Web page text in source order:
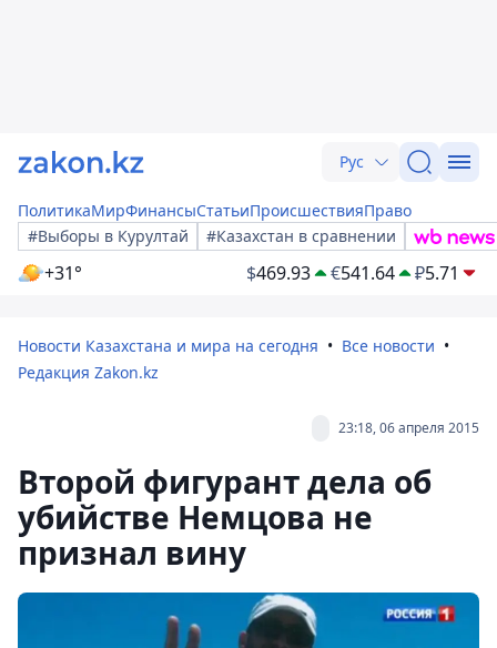
Рус
ПолитикаМирФинансыСтатьиПроисшествияПраво
#Выборы в Курултай
#Казахстан в сравнении
+31° $469.93 €541.64 ₽5.71
Новости Казахстана и мира на сегодня
Все новости
Редакция Zakon.kz
23:18, 06 апреля 2015
Второй фигурант дела об
убийстве Немцова не
признал вину